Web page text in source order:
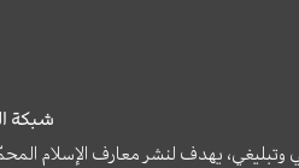
شبكة
وتبليغي، يهدف لنشر معارف الإسلام